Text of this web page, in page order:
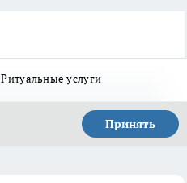
Ритуальные услуги
Принять